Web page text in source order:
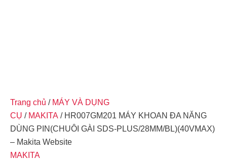
Trang chủ / MÁY VÀ DỤNG
CỤ / MAKITA / HR007GM201 MÁY KHOAN ĐA NĂNG
DÙNG PIN(CHUÔI GÀI SDS-PLUS/28MM/BL)(40VMAX)
– Makita Website
MAKITA